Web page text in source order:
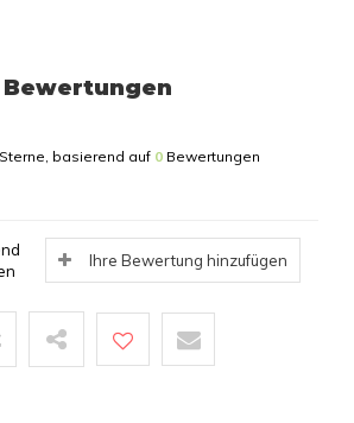
Bewertungen
Sterne, basierend auf 0 Bewertungen
Ihre Bewertung hinzufügen